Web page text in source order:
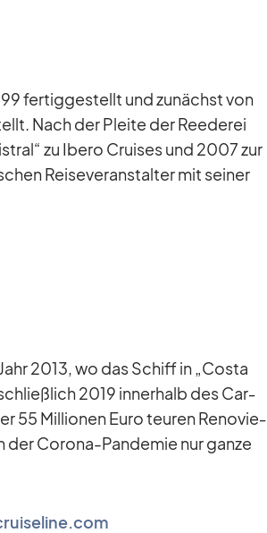
fer­tig­ge­stellt und zu­nächst von
Nach der Pleite der Ree­de­rei
zu Ibero Crui­ses und 2007 zur
Rei­se­ver­an­stal­ter mit sei­ner
2013, wo das Schiff in „Costa
2019 in­ner­halb des Car­
55 Mil­lio­nen Euro teu­ren Re­no­vie­
der Co­rona-Pan­de­mie nur ganze